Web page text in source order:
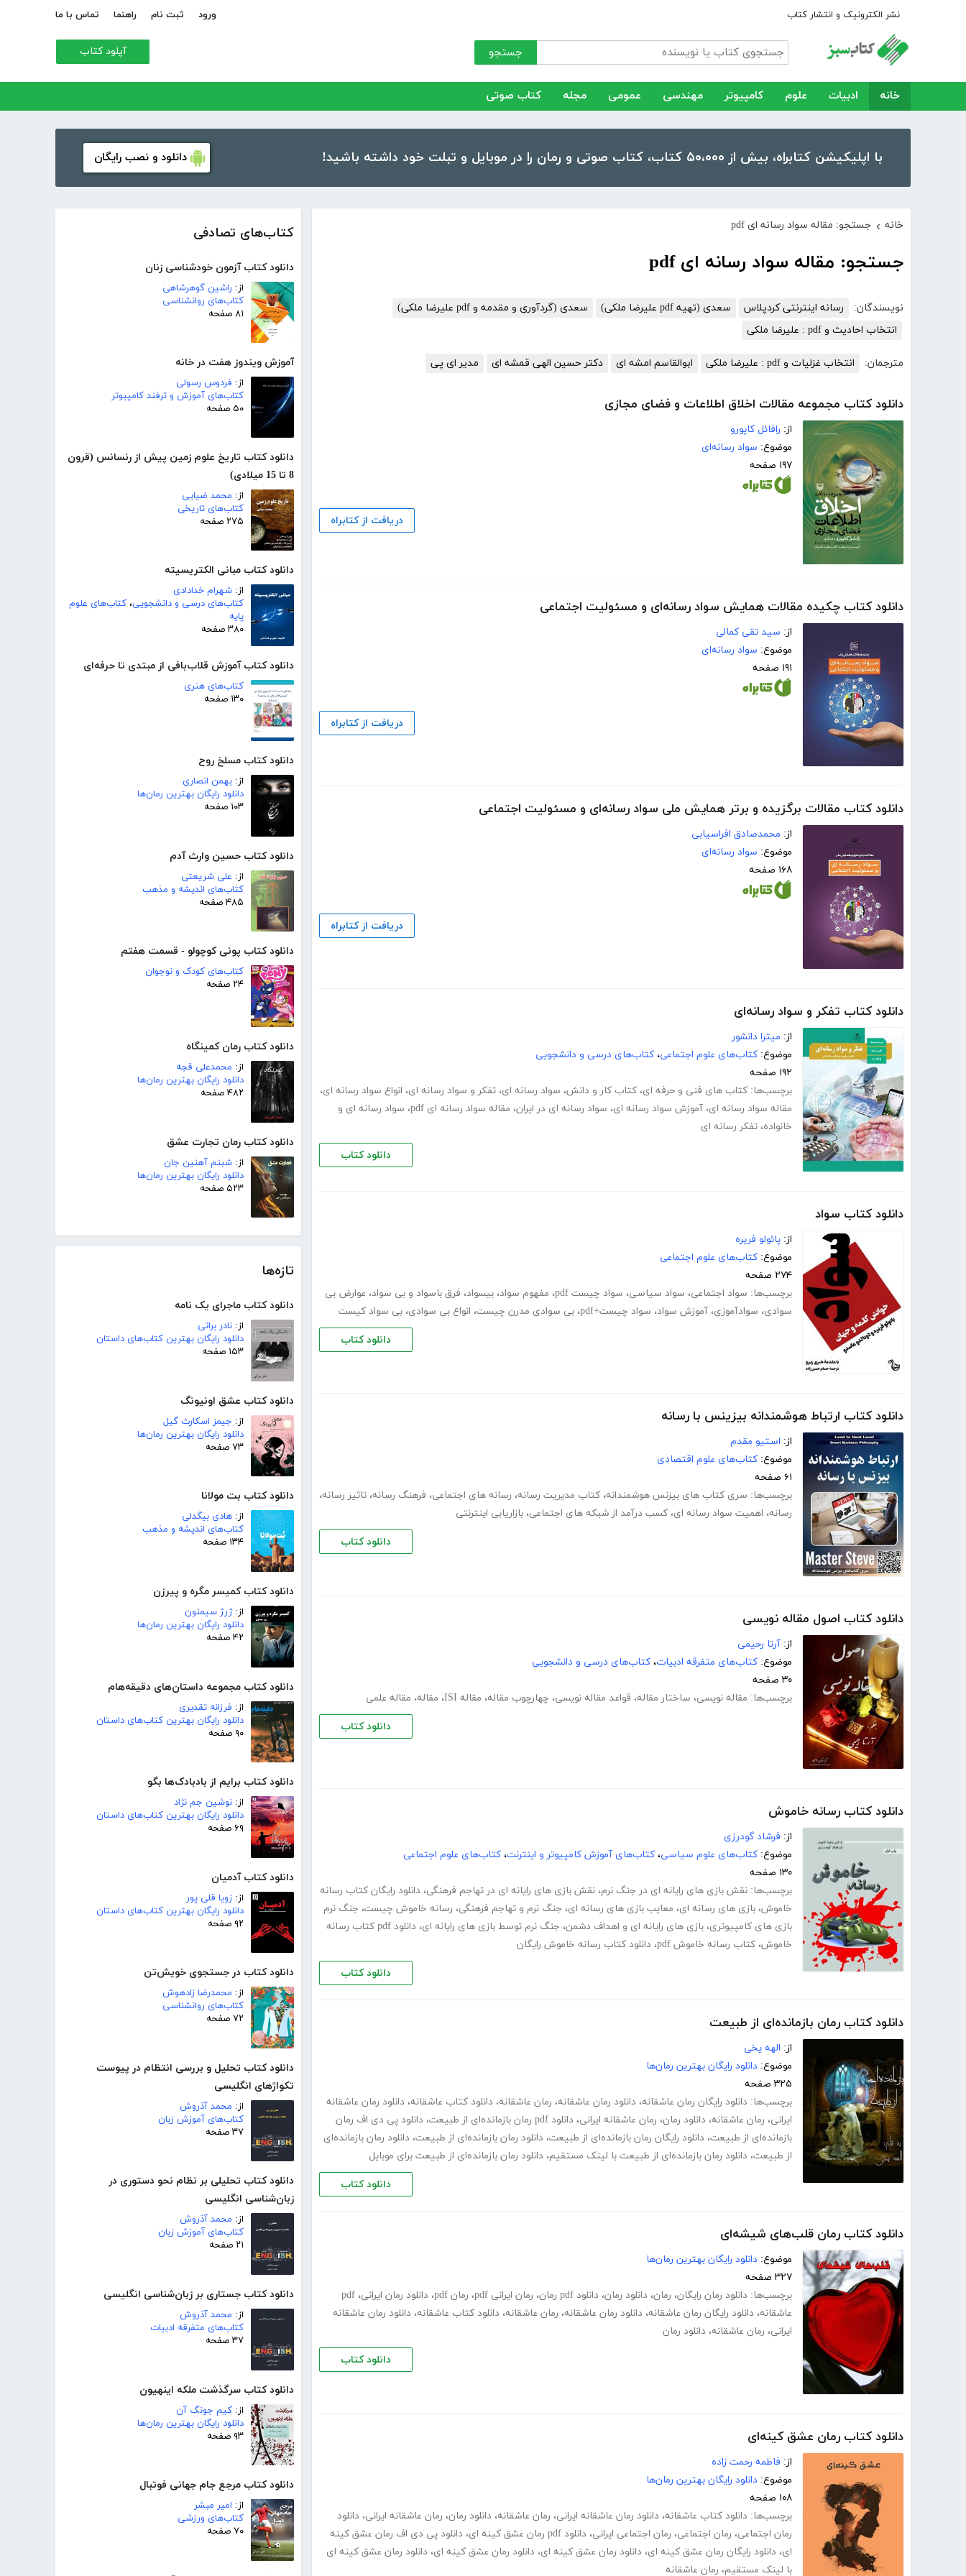
نشر الکترونیک و انتشار کتاب ورود ثبت نام راهنما تماس با ما
جستجو آپلود کتاب
خانه ادبیات علوم کامپیوتر مهندسی عمومی مجله کتاب صوتی
با اپلیکیشن کتابراه، بیش از ۵۰،۰۰۰ کتاب، کتاب صوتی و رمان را در موبایل و تبلت خود داشته باشید! دانلود و نصب رایگان
کتاب‌های تصادفی
دانلود کتاب آزمون خودشناسی زنان
از: راشین گوهرشاهی
کتاب‌های روانشناسی
۸۱ صفحه
آموزش ویندوز هفت در خانه
از: فردوس رسولی
کتاب‌های آموزش و ترفند کامپیوتر
۵۰ صفحه
دانلود کتاب تاریخ علوم زمین پیش از رنسانس (قرون
8 تا 15 میلادی)
از: محمد ضیایی
کتاب‌های تاریخی
۲۷۵ صفحه
دانلود کتاب مبانی الکتریسیته
از: شهرام خدادادی
کتاب‌های درسی و دانشجویی، کتاب‌های علوم
پایه
۳۸۰ صفحه
دانلود کتاب آموزش قلاب‌بافی از مبتدی تا حرفه‌ای
کتاب‌های هنری
۱۳۰ صفحه
دانلود کتاب مسلخ روح
از: بهمن انصاری
دانلود رایگان بهترین رمان‌ها
۱۰۳ صفحه
دانلود کتاب حسین وارث آدم
از: علی شریعتی
کتاب‌های اندیشه و مذهب
۴۸۵ صفحه
دانلود کتاب پونی کوچولو - قسمت هفتم
کتاب‌های کودک و نوجوان
۲۴ صفحه
دانلود کتاب رمان کمینگاه
از: محمدعلی قجه
دانلود رایگان بهترین رمان‌ها
۴۸۲ صفحه
دانلود کتاب رمان تجارت عشق
از: شبنم آهنین جان
دانلود رایگان بهترین رمان‌ها
۵۲۳ صفحه
تازه‌ها
دانلود کتاب ماجرای یک نامه
از: نادر براتی
دانلود رایگان بهترین کتاب‌های داستان
۱۵۳ صفحه
دانلود کتاب عشق اونیونگ
از: جیمز اسکارث گیل
دانلود رایگان بهترین رمان‌ها
۷۳ صفحه
دانلود کتاب بت مولانا
از: هادی بیگدلی
کتاب‌های اندیشه و مذهب
۱۳۴ صفحه
دانلود کتاب کمیسر مگره و پیرزن
از:ژرژ سیمنون
دانلود رایگان بهترین رمان‌ها
۴۲ صفحه
دانلود کتاب مجموعه داستان‌های دقیقه‌هام
از: فرزانه تقدیری
دانلود رایگان بهترین کتاب‌های داستان
۹۰ صفحه
دانلود کتاب برایم از بادبادک‌ها بگو
از: نوشین جم نژاد
دانلود رایگان بهترین کتاب‌های داستان
۶۹ صفحه
دانلود کتاب آدمیان
از: زویا قلی پور
دانلود رایگان بهترین کتاب‌های داستان
۹۲ صفحه
دانلود کتاب در جستجوی خویش‌تن
از: محمدرضا زادهوش
کتاب‌های روانشناسی
۷۲ صفحه
دانلود کتاب تحلیل و بررسی انتظام در پیوست
تکواژهای انگلیسی
از: محمد آذروش
کتاب‌های آموزش زبان
۳۷ صفحه
دانلود کتاب تحلیلی بر نظام نحو دستوری در
زبان‌شناسی انگلیسی
از: محمد آذروش
کتاب‌های آموزش زبان
۲۱ صفحه
دانلود کتاب جستاری بر زبان‌شناسی انگلیسی
از: محمد آذروش
کتاب‌های متفرقه ادبیات
۳۷ صفحه
دانلود کتاب سرگذشت ملکه اینهیون
از: کیم جونگ آن
دانلود رایگان بهترین رمان‌ها
۹۳ صفحه
دانلود کتاب مرجع جام جهانی فوتبال
از: امیر مبشر
کتاب‌های ورزشی
۷۰ صفحه
خانه › جستجو: مقاله سواد رسانه ای pdf
جستجو: مقاله سواد رسانه ای pdf
نویسندگان: رسانه اینترنتی کردپلاس سعدی (تهیه pdf علیرضا ملکی)
سعدی (گردآوری و مقدمه و pdf علیرضا ملکی)
انتخاب احادیث و pdf : علیرضا ملکی
مترجمان: انتخاب غزلیات و pdf : علیرضا ملکی ابوالقاسم امشه ای دکتر حسین الهی قمشه ای مدیر ای پی
دانلود کتاب مجموعه مقالات اخلاق اطلاعات و فضای مجازی
از: رافائل کاپورو
موضوع: سواد رسانه‌ای
۱۹۷ صفحه
دریافت از کتابراه
دانلود کتاب چکیده مقالات همایش سواد رسانه‌ای و مسئولیت اجتماعی
از: سید تقی کمالی
موضوع: سواد رسانه‌ای
۱۹۱ صفحه
دریافت از کتابراه
دانلود کتاب مقالات برگزیده و برتر همایش ملی سواد رسانه‌ای و مسئولیت اجتماعی
از: محمدصادق افراسیابی
موضوع: سواد رسانه‌ای
۱۶۸ صفحه
دریافت از کتابراه
دانلود کتاب تفکر و سواد رسانه‌ای
از: میترا دانشور
موضوع: کتاب‌های علوم اجتماعی، کتاب‌های درسی و دانشجویی
۱۹۲ صفحه
برچسب‌ها: کتاب های فنی و حرفه ای، کتاب کار و دانش، سواد رسانه ای، تفکر و سواد رسانه ای، انواع سواد رسانه ای،
مقاله سواد رسانه ای، آموزش سواد رسانه ای، سواد رسانه ای در ایران، مقاله سواد رسانه ای pdf ، سواد رسانه ای و
خانواده، تفکر رسانه ای
دانلود کتاب
دانلود کتاب سواد
از: پائولو فریره
موضوع: کتاب‌های علوم اجتماعی
۲۷۴ صفحه
برچسب‌ها: سواد اجتماعی، سواد سیاسی، سواد چیست pdf ، مفهوم سواد، بیسواد، فرق باسواد و بی سواد، عوارض بی
سوادی، سوادآموزی، آموزش سواد، سواد چیست+pdf ، بی سوادی مدرن چیست، انواع بی سوادی، بی سواد کیست
دانلود کتاب
دانلود کتاب ارتباط هوشمندانه بیزینس با رسانه
از: استیو مقدم
موضوع: کتاب‌های علوم اقتصادی
۶۱ صفحه
برچسب‌ها: سری کتاب های بیزنس هوشمندانه، کتاب مدیریت رسانه، رسانه های اجتماعی، فرهنگ رسانه، تاثیر رسانه،
رسانه، اهمیت سواد رسانه ای، کسب درآمد از شبکه های اجتماعی، بازاریابی اینترنتی
دانلود کتاب
دانلود کتاب اصول مقاله نویسی
از: آرتا رحیمی
موضوع: کتاب‌های متفرقه ادبیات، کتاب‌های درسی و دانشجویی
۳۰ صفحه
برچسب‌ها: مقاله نویسی، ساختار مقاله، قواعد مقاله نویسی، چهارچوب مقاله، مقاله ISI ، مقاله، مقاله علمی
دانلود کتاب
دانلود کتاب رسانه خاموش
از: فرشاد گودرزی
موضوع: کتاب‌های علوم سیاسی، کتاب‌های آموزش کامپیوتر و اینترنت، کتاب‌های علوم اجتماعی
۱۳۰ صفحه
برچسب‌ها: نقش بازی های رایانه ای در جنگ نرم، نقش بازی های رایانه ای در تهاجم فرهنگی، دانلود رایگان کتاب رسانه
خاموش، بازی های رسانه ای، معایب بازی های رسانه ای، جنگ نرم و تهاجم فرهنگی، رسانه خاموش چیست، جنگ نرم
بازی های کامپیوتری، بازی های رایانه ای و اهداف دشمن، جنگ نرم توسط بازی های رایانه ای،
دانلود pdf کتاب رسانه
خاموش، کتاب رسانه خاموش pdf ، دانلود کتاب رسانه خاموش رایگان
دانلود کتاب
دانلود کتاب رمان بازمانده‌ای از طبیعت
از: الهه یخی
موضوع: دانلود رایگان بهترین رمان‌ها
۳۲۵ صفحه
برچسب‌ها: دانلود رایگان رمان عاشقانه، دانلود رمان عاشقانه، رمان عاشقانه، دانلود کتاب عاشقانه، دانلود رمان عاشقانه
ایرانی، رمان عاشقانه، دانلود رمان، رمان عاشقانه ایرانی، دانلود pdf رمان بازمانده‌ای از طبیعت ، دانلود پی دی اف رمان
بازمانده‌ای از طبیعت، دانلود رایگان رمان بازمانده‌ای از طبیعت، دانلود رمان بازمانده‌ای از طبیعت، دانلود رمان بازمانده‌ای
از طبیعت، دانلود رمان بازمانده‌ای از طبیعت با لینک مستقیم، دانلود رمان بازمانده‌ای از طبیعت برای موبایل
دانلود کتاب
دانلود کتاب رمان قلب‌های شیشه‌ای
موضوع: دانلود رایگان بهترین رمان‌ها
۳۲۷ صفحه
برچسب‌ها: دانلود رمان رایگان، رمان، دانلود رمان، دانلود pdf رمان ، رمان ایرانی pdf ، رمان pdf ، دانلود رمان ایرانی، pdf
عاشقانه، دانلود رایگان رمان عاشقانه، دانلود رمان عاشقانه، رمان عاشقانه، دانلود کتاب عاشقانه، دانلود رمان عاشقانه
ایرانی، رمان عاشقانه، دانلود رمان
دانلود کتاب
دانلود کتاب رمان عشق کینه‌ای
از: فاطمه رحمت زاده
موضوع: دانلود رایگان بهترین رمان‌ها
۱۰۸ صفحه
برچسب‌ها: دانلود کتاب عاشقانه، دانلود رمان عاشقانه ایرانی، رمان عاشقانه، دانلود رمان، رمان عاشقانه ایرانی، دانلود
رمان اجتماعی، رمان اجتماعی، رمان اجتماعی ایرانی، دانلود pdf رمان عشق کینه ای ، دانلود پی دی اف رمان عشق کینه
ای، دانلود رایگان رمان عشق کینه ای، دانلود رمان عشق کینه ای، دانلود رمان عشق کینه ای، دانلود رمان عشق کینه ای
با لینک مستقیم، رمان عاشقانه